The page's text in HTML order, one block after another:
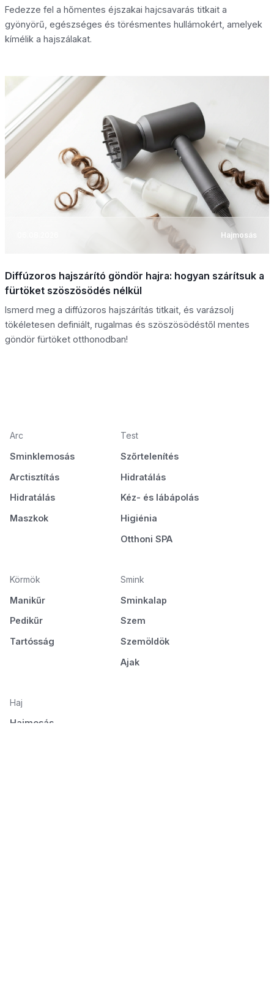
Fedezze fel a hőmentes éjszakai hajcsavarás titkait a
gyönyörű, egészséges és törésmentes hullámokért, amelyek
kímélik a hajszálakat.
Hajmosás
Diffúzoros hajszárító göndör hajra: hogyan szárítsuk a
fürtöket szöszösödés nélkül
Ismerd meg a diffúzoros hajszárítás titkait, és varázsolj
tökéletesen definiált, rugalmas és szöszösödéstől mentes
göndör fürtöket otthonodban!
Arc
Sminklemosás
Arctisztítás
Hidratálás
Maszkok
Test
Szőrtelenítés
Hidratálás
Kéz- és lábápolás
Higiénia
Otthoni SPA
Körmök
Manikűr
Pedikűr
Tartósság
Smink
Sminkalap
Szem
Szemöldök
Ajak
Haj
Hajmosás